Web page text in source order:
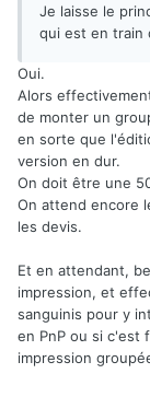
Je laisse le
qui est en train
Oui.
Alors
de monter un
en sorte que
version en dur.
On doit être une
On attend encore
les devis.
Et en attendant,
impression, et
sanguinis pour y
en PnP ou si c'est
impression